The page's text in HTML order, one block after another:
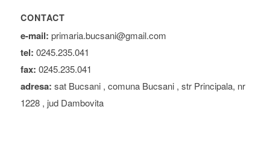
CONTACT
e-mail: primaria.bucsani@gmail.com
tel: 0245.235.041
fax: 0245.235.041
adresa: sat Bucsani , comuna Bucsani , str Principala, nr
1228 , jud Dambovita